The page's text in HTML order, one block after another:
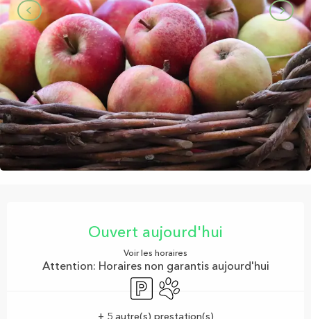
Ouvert aujourd'hui
Voir les horaires
Attention: Horaires non garantis aujourd'hui
ParkingAnimaux acceptés